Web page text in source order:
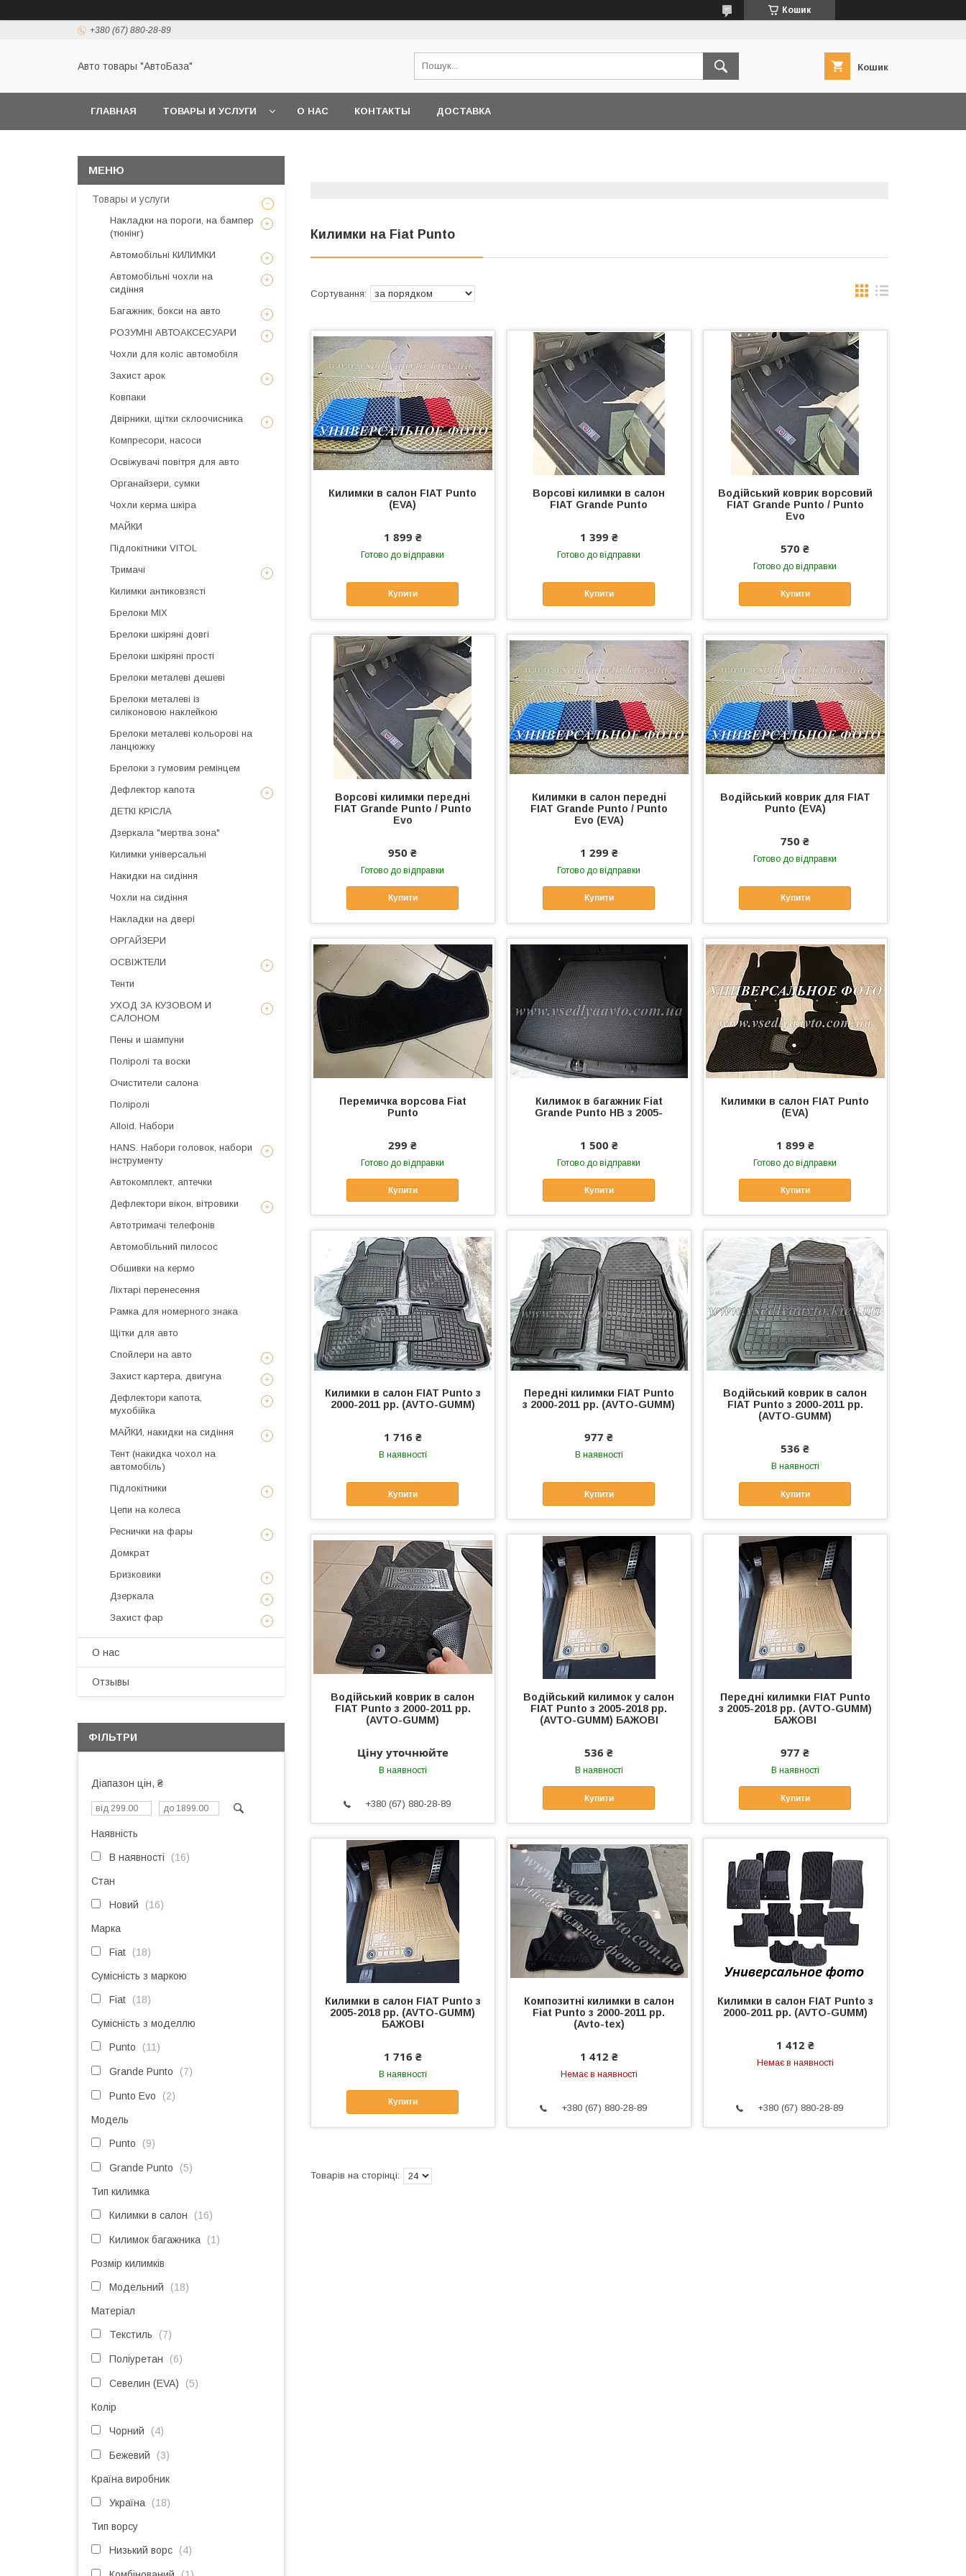
Кошик
+380 (67) 880-28-89
Авто товары "АвтоБаза" Кошик
ГЛАВНАЯ ТОВАРЫ И УСЛУГИ О НАС КОНТАКТЫ ДОСТАВКА
Килимки на Fiat Punto
Килимки в салон FIAT Punto
(EVA)
1 899 ₴
Готово до відправки
Купити
Ворсові килимки в салон
FIAT Grande Punto
1 399 ₴
Готово до відправки
Купити
Водійський коврик ворсовий
FIAT Grande Punto / Punto
Evo
570 ₴
Готово до відправки
Купити
Ворсові килимки передні
FIAT Grande Punto / Punto
Evo
950 ₴
Готово до відправки
Купити
Килимки в салон передні
FIAT Grande Punto / Punto
Evo (EVA)
1 299 ₴
Готово до відправки
Купити
Водійський коврик для FIAT
Punto (EVA)
750 ₴
Готово до відправки
Купити
Перемичка ворсова Fiat
Punto
299 ₴
Готово до відправки
Купити
Килимок в багажник Fiat
Grande Punto НВ з 2005-
1 500 ₴
Готово до відправки
Купити
Килимки в салон FIAT Punto
(EVA)
1 899 ₴
Готово до відправки
Купити
Килимки в салон FIAT Punto з
2000-2011 рр. (AVTO-GUMM)
1 716 ₴
В наявності
Купити
Передні килимки FIAT Punto
з 2000-2011 рр. (AVTO-GUMM)
977 ₴
В наявності
Купити
Водійський коврик в салон
FIAT Punto з 2000-2011 рр.
(AVTO-GUMM)
536 ₴
В наявності
Купити
Водійський коврик в салон
FIAT Punto з 2000-2011 рр.
(AVTO-GUMM)
Ціну уточнюйте
В наявності
+380 (67) 880-28-89
Водійський килимок у салон
FIAT Punto з 2005-2018 рр.
(AVTO-GUMM) БАЖОВІ
536 ₴
В наявності
Купити
Передні килимки FIAT Punto
з 2005-2018 рр. (AVTO-GUMM)
БАЖОВІ
977 ₴
В наявності
Купити
Килимки в салон FIAT Punto з
2005-2018 рр. (AVTO-GUMM)
БАЖОВІ
1 716 ₴
В наявності
Купити
Композитні килимки в салон
Fiat Punto з 2000-2011 рр.
(Avto-tex)
1 412 ₴
Немає в наявності
+380 (67) 880-28-89
Килимки в салон FIAT Punto з
2000-2011 рр. (AVTO-GUMM)
1 412 ₴
Немає в наявності
+380 (67) 880-28-89
Товары и услуги
Накладки на пороги, на бампер
(тюнінг)
Автомобільні КИЛИМКИ
Автомобільні чохли на
сидіння
Багажник, бокси на авто
РОЗУМНІ АВТОАКСЕСУАРИ
Чохли для коліс автомобіля
Захист арок
Ковпаки
Двірники, щітки склоочисника
Компресори, насоси
Освіжувачі повітря для авто
Органайзери, сумки
Чохли керма шкіра
МАЙКИ
Підлокітники VITOL
Тримачі
Килимки антиковзясті
Брелоки MIX
Брелоки шкіряні довгі
Брелоки шкіряні прості
Брелоки металеві дешеві
Брелоки металеві із
силіконовою наклейкою
Брелоки металеві кольорові на
ланцюжку
Брелоки з гумовим ремінцем
Дефлектор капота
ДЕТКІ КРІСЛА
Дзеркала "мертва зона"
Килимки універсальні
Накидки на сидіння
Чохли на сидіння
Накладки на двері
ОРГАЙЗЕРИ
ОСВІЖТЕЛИ
Тенти
УХОД ЗА КУЗОВОМ И
САЛОНОМ
Пены и шампуни
Поліролі та воски
Очистители салона
Поліролі
Alloid. Набори
HANS. Набори головок, набори
інструменту
Автокомплект, аптечки
Дефлектори вікон, вітровики
Автотримачі телефонів
Автомобільний пилосос
Обшивки на кермо
Ліхтарі перенесення
Рамка для номерного знака
Щітки для авто
Спойлери на авто
Захист картера, двигуна
Дефлектори капота,
мухобійка
МАЙКИ, накидки на сидіння
Тент (накидка чохол на
автомобіль)
Підлокітники
Цепи на колеса
Реснички на фары
Домкрат
Бризковики
Дзеркала
Захист фар
О нас
Отзывы
ФІЛЬТРИ
Діапазон цін, ₴
Наявність
В наявності 16
Стан
Новий 16
Марка
Fiat 18
Сумісність з маркою
Fiat 18
Сумісність з моделлю
Punto 11
Grande Punto 7
Punto Evo 2
Модель
Punto 9
Grande Punto 5
Тип килимка
Килимки в салон 16
Килимок багажника 1
Розмір килимків
Модельний 18
Матеріал
Текстиль 7
Поліуретан 6
Севелин (EVA) 5
Колір
Чорний 4
Бежевий 3
Країна виробник
Україна 18
Тип ворсу
Низький ворс 4